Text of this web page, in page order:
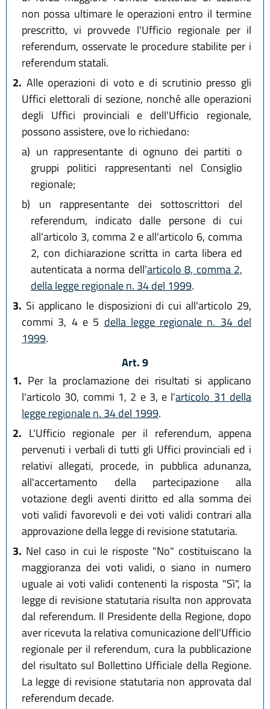
non possa ultimare le operazioni entro il termine
prescritto, vi provvede l'Ufficio regionale per il
referendum, osservate le procedure stabilite per i
referendum statali.
2. Alle operazioni di voto e di scrutinio presso gli
Uffici elettorali di sezione, nonché alle operazioni
degli Uffici provinciali e dell'Ufficio regionale,
possono assistere, ove lo richiedano:
a) un rappresentante di ognuno dei partiti o
gruppi politici rappresentanti nel Consiglio
regionale;
b) un rappresentante dei sottoscrittori del
referendum, indicato dalle persone di cui
all'articolo 3, comma 2 e all'articolo 6, comma
2, con dichiarazione scritta in carta libera ed
autenticata a norma dell'articolo 8, comma 2,
della legge regionale n. 34 del 1999.
3. Si applicano le disposizioni di cui all'articolo 29,
commi 3, 4 e 5 della legge regionale n. 34 del
1999.
Art. 9
1. Per la proclamazione dei risultati si applicano
l'articolo 30, commi 1, 2 e 3, e l'articolo 31 della
legge regionale n. 34 del 1999.
2. L'Ufficio regionale per il referendum, appena
pervenuti i verbali di tutti gli Uffici provinciali ed i
relativi allegati, procede, in pubblica adunanza,
all'accertamento della partecipazione alla
votazione degli aventi diritto ed alla somma dei
voti validi favorevoli e dei voti validi contrari alla
approvazione della legge di revisione statutaria.
3. Nel caso in cui le risposte "No" costituiscano la
maggioranza dei voti validi, o siano in numero
uguale ai voti validi contenenti la risposta "Sì", la
legge di revisione statutaria risulta non approvata
dal referendum. Il Presidente della Regione, dopo
aver ricevuta la relativa comunicazione dell'Ufficio
regionale per il referendum, cura la pubblicazione
del risultato sul Bollettino Ufficiale della Regione.
La legge di revisione statutaria non approvata dal
referendum decade.